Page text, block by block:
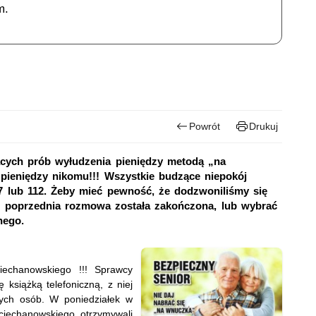
Powrót Drukuj
prób wyłudzenia pieniędzy metodą „na
nikomu!!! Wszystkie budzące niepokój
lub 112. Żeby mieć pewność, że dodzwoniliśmy się
rozmowa została zakończona, lub wybrać
!!! Sprawcy
książką telefoniczną, z niej
osób. W poniedziałek w